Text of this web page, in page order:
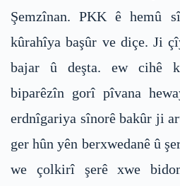
Şemzînan. PKK ê hemû
kûrahîya başûr ve diçe. Ji
bajar û deşta. ew cihê
biparêzîn gorî pîvana
erdnîgariya sînorê bakûr ji
ger hûn yên berxwedanê û
we çolkirî şerê xwe